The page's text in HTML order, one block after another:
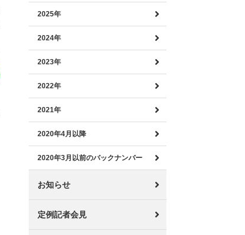
2025年
2024年
2023年
2022年
2021年
2020年4月以降
2020年3月以前のバックナンバー
お知らせ
定例記者会見